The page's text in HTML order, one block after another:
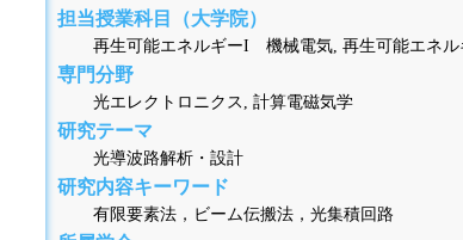
担当授業科目（大学院）
再生可能エネルギーI 機械電気, 再生可能エネ
専門分野
光エレクトロニクス, 計算電磁気学
研究テーマ
光導波路解析・設計
研究内容キーワード
有限要素法，ビーム伝搬法，光集積回路